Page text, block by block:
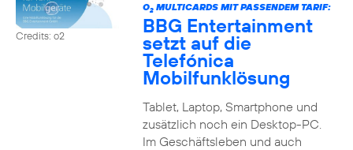
Credits: o2
O2MULTICARDS MIT PASSENDEM TARIF:
BBG Entertainment
setzt auf die
Telefónica
Mobilfunklösung
Tablet, Laptop, Smartphone und
zusätzlich noch ein Desktop-PC.
Im Geschäftsleben und auch